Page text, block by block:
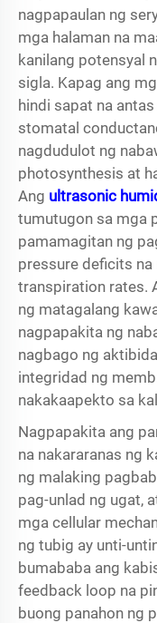
nagpapaulan ng
mga halaman na
kanilang potensyal
sigla. Kapag ang
hindi sapat na
stomatal
nagdudulot ng
photosynthesis at
Ang ultrasonic
tumutugon sa mga
pamamagitan ng
pressure deficits
transpiration rates.
ng matagalang
nagpapakita ng
nagbago ng
integridad ng
nakakaapekto sa
Nagpapakita ang
na nakararanas ng
ng malaking
pag-unlad ng ugat,
mga cellular
ng tubig ay unti-
bumababa ang
feedback loop na
buong panahon ng